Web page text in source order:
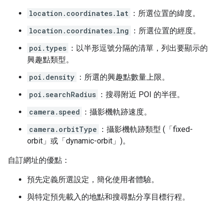
location.coordinates.lat ：所選位置的緯度。
location.coordinates.lng
：所選位置的經度。
poi.types ：以半形逗號分隔的清單，列出要顯示的
興趣點類型。
poi.density ：所選的興趣點數量上限。
poi.searchRadius ：搜尋附近 POI 的半徑。
camera.speed
：攝影機軌跡速度。
camera.orbitType
：攝影機軌跡類型 (「fixed-
orbit」或「dynamic-orbit」)。
自訂網址的優點：
預先定義所選設定，簡化使用者體驗。
與特定預先載入的地點和搜尋點分享目標行程。